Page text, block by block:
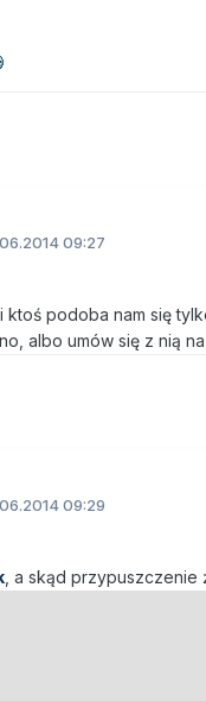
09:27
ktoś podoba nam się
albo umów się z nią
09:29
, a skąd